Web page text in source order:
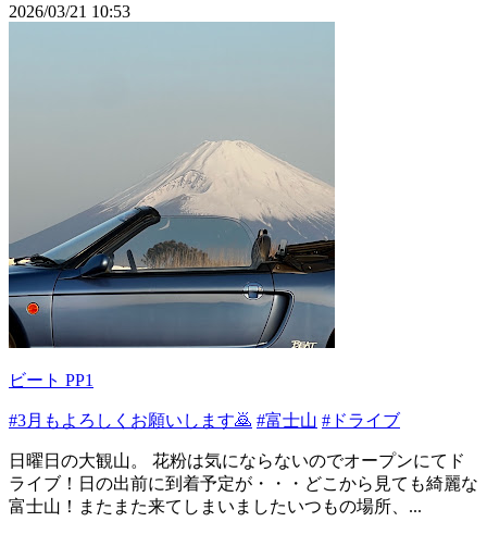
2026/03/21 10:53
ビート PP1
#3月もよろしくお願いします🙇 #富士山 #ドライブ
日曜日の大観山。 花粉は気にならないのでオープンにてド
ライブ！日の出前に到着予定が・・・どこから見ても綺麗な
富士山！またまた来てしまいましたいつもの場所、...